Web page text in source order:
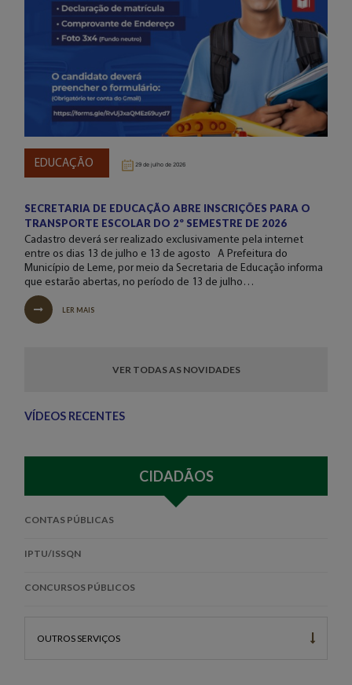
EDUCAÇÃO 29 de julho de 2026
SECRETARIA DE EDUCAÇÃO ABRE INSCRIÇÕES PARA O
TRANSPORTE ESCOLAR DO 2º SEMESTRE DE 2026
Cadastro deverá ser realizado exclusivamente pela internet
entre os dias 13 de julho e 13 de agosto A Prefeitura do
Município de Leme, por meio da Secretaria de Educação informa
que estarão abertas, no período de 13 de julho…
LER MAIS
VER TODAS AS NOVIDADES
VÍDEOS RECENTES
CIDADÃOS
CONTAS PÚBLICAS
IPTU/ISSQN
CONCURSOS PÚBLICOS
OUTROS SERVIÇOS